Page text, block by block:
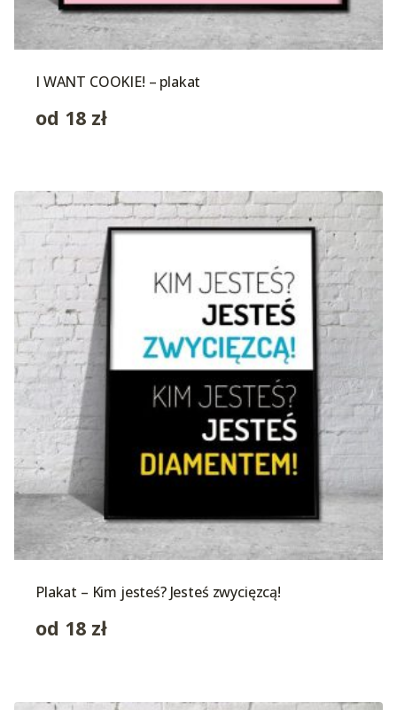
I WANT COOKIE! – plakat
od 18 zł
Plakat – Kim jesteś? Jesteś zwycięzcą!
od 18 zł